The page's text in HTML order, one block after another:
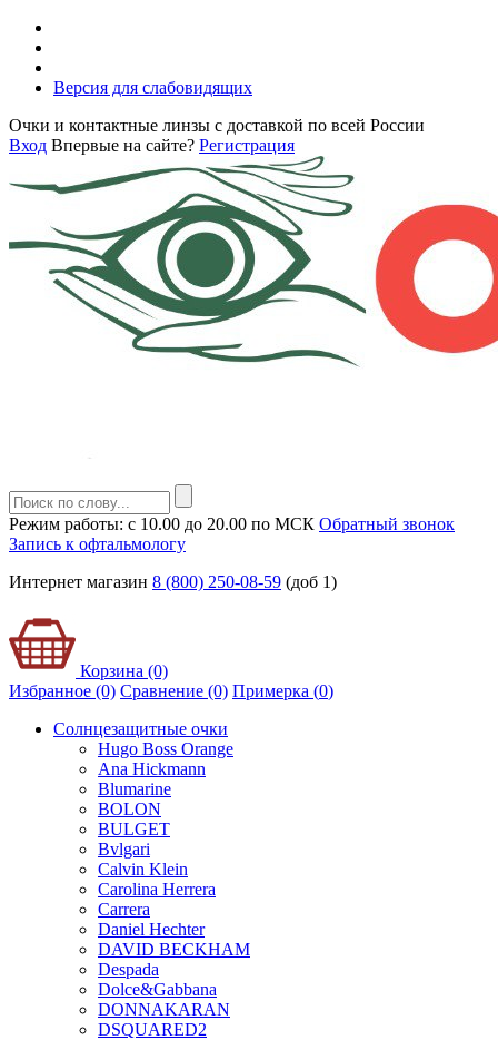
Версия для слабовидящих
Очки и контактные линзы с доставкой по всей России
Вход Впервые на сайте? Регистрация
Режим работы: с 10.00 до 20.00 по МСК Обратный звонок
Запись к офтальмологу
Интернет магазин 8 (800) 250-08-59 (доб 1)
Корзина (0)
Избранное (0) Сравнение (0) Примерка (0)
Солнцезащитные очки
Hugo Boss Orange
Ana Hickmann
Blumarine
BOLON
BULGET
Bvlgari
Calvin Klein
Carolina Herrera
Carrera
Daniel Hechter
DAVID BECKHAM
Despada
Dolce&Gabbana
DONNAKARAN
DSQUARED2